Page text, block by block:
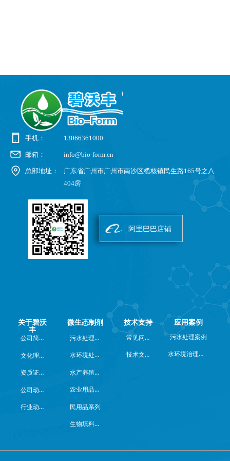
手机： 13066361000
邮箱： info@bio-form.cn
总部地址：
广东省广州市广州市南沙区榄核镇民生路165号之八
404房
阿里巴巴店铺
关于碧沃
丰
公司简介
文化理念
资质证书
公司动态
行业动态
微生态制剂
污水处理系列
水环境处理系列
水产养殖系列
农业用品系列
民用品系列
生物填料系列
技术支持
常见问题
技术文档
应用案例
污水处理案例
水环境治理案例